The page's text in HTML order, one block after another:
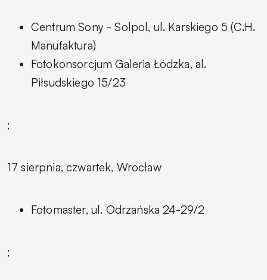
Centrum Sony - Solpol, ul. Karskiego 5 (C.H.
Manufaktura)
Fotokonsorcjum Galeria Łódzka, al.
Piłsudskiego 15/23
;
17 sierpnia, czwartek, Wrocław
Fotomaster, ul. Odrzańska 24-29/2
;